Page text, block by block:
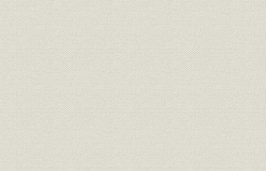
組織;規則 盟約書 明治九年
規則;役員 大元方規程 明治九年
財務・業績
大元方 明治九年春季・秋季惣勘
定
明治九年
定、明治
惣勘定
経営
三井物産会社創立願書(会社創立
御願)
明治九年
経営;規則
三井物産会社創立ニ付同族ト物
産会社々主トノ約定書
明治九年
規則 三井物産会社規則 明治九年